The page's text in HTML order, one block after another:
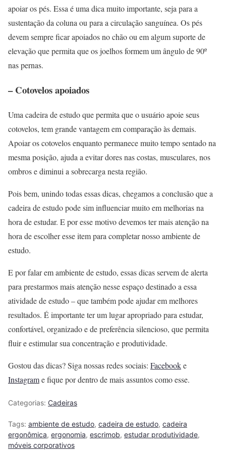
apoiar os pés. Essa é uma dica muito importante, seja para a
sustentação da coluna ou para a circulação sanguínea. Os pés
devem sempre ficar apoiados no chão ou em algum suporte de
elevação que permita que os joelhos formem um ângulo de 90º
nas pernas.
– Cotovelos apoiados
Uma cadeira de estudo que permita que o usuário apoie seus
cotovelos, tem grande vantagem em comparação às demais.
Apoiar os cotovelos enquanto permanece muito tempo sentado na
mesma posição, ajuda a evitar dores nas costas, musculares, nos
ombros e diminui a sobrecarga nesta região.
Pois bem, unindo todas essas dicas, chegamos a conclusão que a
cadeira de estudo pode sim influenciar muito em melhorias na
hora de estudar. E por esse motivo devemos ter mais atenção na
hora de escolher esse item para completar nosso ambiente de
estudo.
E por falar em ambiente de estudo, essas dicas servem de alerta
para prestarmos mais atenção nesse espaço destinado a essa
atividade de estudo – que também pode ajudar em melhores
resultados. É importante ter um lugar apropriado para estudar,
confortável, organizado e de preferência silencioso, que permita
fluir e estimular sua concentração e produtividade.
Gostou das dicas? Siga nossas redes sociais: Facebooke
Instagrame fique por dentro de mais assuntos como esse.
Categorias: Cadeiras
Tags: ambiente de estudo, cadeira de estudo, cadeira
ergonômica, ergonomia, escrimob, estudar produtividade,
móveis corporativos